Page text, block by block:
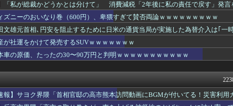
「私が総裁かどうかとは分けて」 消費減税「2年後に私の責任で戻す」発言
ズニーのおいなり巻（600円）、卑猥すぎて賛否両論ｗｗｗｗｗｗｗｗｗ
文雄元首相､円安を阻止するために日米の通貨当局が実施した為替介入は｢一
が社運をかけて発売するSUVｗｗｗｗｗｗｗ
車の原価、たったの30〜90万円と判明ｗｗｗｗｗｗｗｗｗｗｗ
報】サヨク界隈「首相官邸の高市熊本訪問動画にBGMが付いてる！災害利
時は批判なかった」（動画）